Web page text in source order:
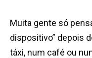
Muita gente só
dispositivo” depois
táxi, num café ou